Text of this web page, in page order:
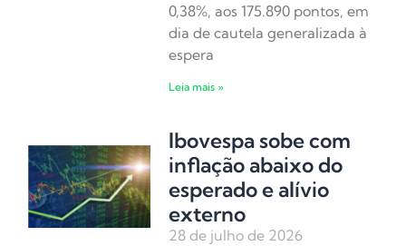
0,38%, aos 175.890 pontos, em
dia de cautela generalizada à
espera
Leia mais »
Ibovespa sobe com
inflação abaixo do
esperado e alívio
externo
28 de julho de 2026